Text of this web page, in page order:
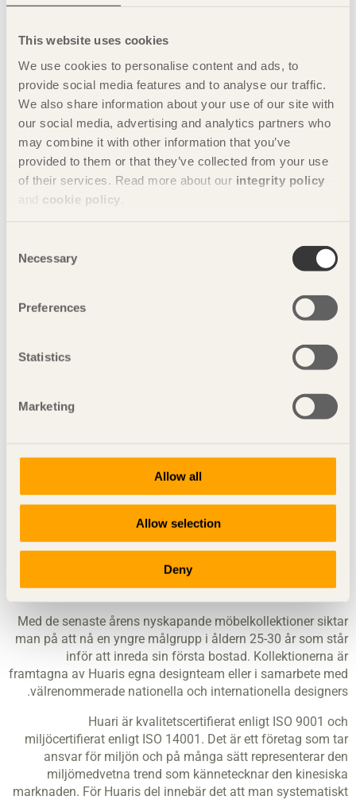
This website uses cookies
We use cookies to personalise content and ads, to
provide social media features and to analyse our traffic.
We also share information about your use of our site with
our social media, advertising and analytics partners who
may combine it with other information that you’ve
provided to them or that they’ve collected from your use
of their services. Read more about our integrity policy
and cookie policy
Selection
Necessary
Preferences
Statistics
Marketing
Allow all
Allow selection
Deny
möbeldesign, möbelsnickeri, möbeltapetsering och
Lärandemiljön präglas av en öppenhet mellan programmen
med ambitionen att underlätta kunskapsutbyte och -
utveckling. Studenternas och kollegiets möjligheter att
samarbeta, för att tillsammans söka nya lösningar, skapar
en helhet och förståelse för olika aspekter både på möbler
och yrkesroller.
Studenterna har en unik möjlighet att utvecklas
utbildningsprogrammens olika utgångspunkter. Gemensam
nämnare är möbler och trä där förhållningssättet utgår från
Kort sagt faktorer som i förlängningen kan påverka – och i
bästa fall förbättra människors vardag.
Huari Furniture Industrial Group
Den kinesiska möbeltillverkaren Huari Furniture Industrial
Peking och Tianjin i provinsen Hebei i nordöstra Kina.
Företaget är en del av koncernen Langfang Tiancheng
åren har man expanderat kraftigt och i dag är Huari Furniture
en av landets största tillverkare av möbler i massivt trä.
Huari har över 3 000 medarbetare, tio
produktionsanläggningar och cirka 1 000 egna butiker
spridda över hela Kina. I flera storstäder har man byggt upp
så kallade experience center som ger besökarna möjlighet
att se och uppleva företagets möbelkollektioner i sina rätta
miljöer.
Med de senaste årens nyskapande möbelkollektioner siktar
man på att nå en yngre målgrupp i åldern 25-30 år som står
inför att inreda sin första bostad. Kollektionerna är
framtagna av Huaris egna designteam eller i samarbete med
välrenommerade nationella och internationella designers.
Huari är kvalitetscertifierat enligt ISO 9001 och
miljöcertifierat enligt ISO 14001. Det är ett företag som tar
ansvar för miljön och på många sätt representerar den
miljömedvetna trend som kännetecknar den kinesiska
marknaden. För Huaris del innebär det att man systematiskt